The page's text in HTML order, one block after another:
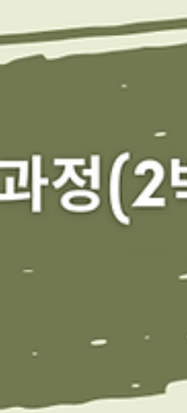
중심 운영 방식: 공통 모듈(60~70%) + 트랙별 실습
(30~40%)실습은 기관이 제공한 공개자료 또는